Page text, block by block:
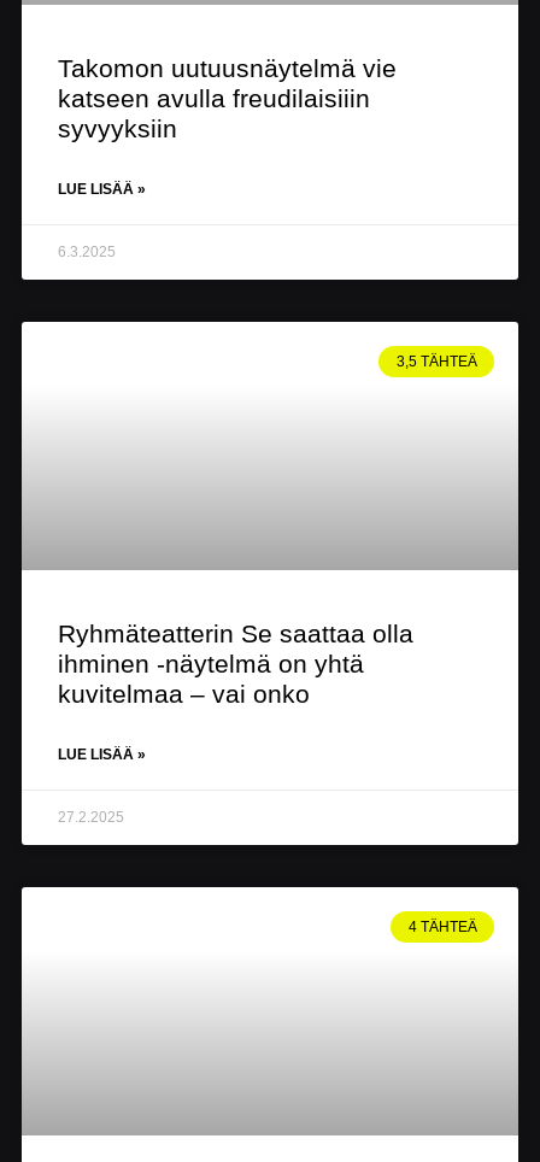
Takomon uutuusnäytelmä vie
katseen avulla freudilaisiiin
syvyyksiin
LUE LISÄÄ »
6.3.2025
3,5 TÄHTEÄ
Ryhmäteatterin Se saattaa olla
ihminen -näytelmä on yhtä
kuvitelmaa – vai onko
LUE LISÄÄ »
27.2.2025
4 TÄHTEÄ